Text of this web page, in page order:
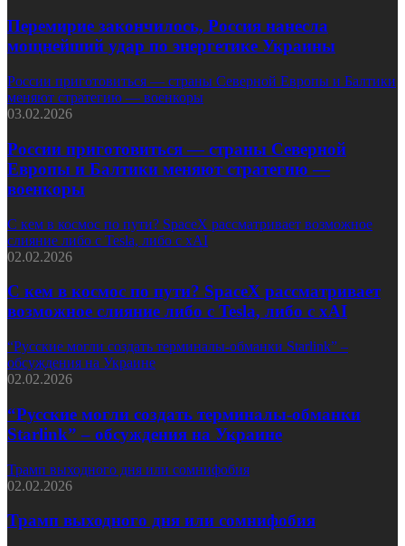
Перемирие закончилось, Россия нанесла
мощнейший удар по энергетике Украины
России приготовиться — страны Северной Европы и Балтики
меняют стратегию — военкоры
03.02.2026
России приготовиться — страны Северной
Европы и Балтики меняют стратегию —
военкоры
С кем в космос по пути? SpaceX рассматривает возможное
слияние либо с Tesla, либо с xAI
02.02.2026
С кем в космос по пути? SpaceX рассматривает
возможное слияние либо с Tesla, либо с xAI
“Русские могли создать терминалы-обманки Starlink” –
обсуждения на Украине
02.02.2026
“Русские могли создать терминалы-обманки
Starlink” – обсуждения на Украине
Трамп выходного дня или сомнифобия
02.02.2026
Трамп выходного дня или сомнифобия